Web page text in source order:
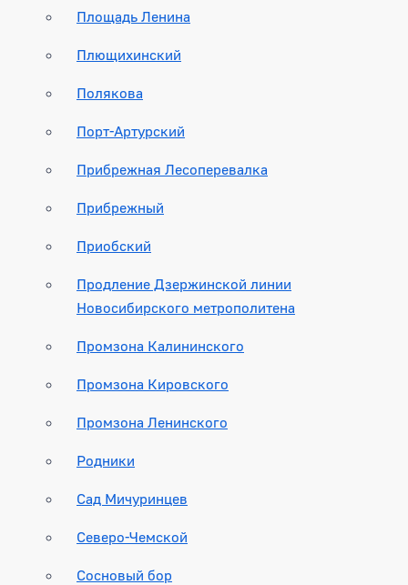
Площадь Ленина
Плющихинский
Полякова
Порт-Артурский
Прибрежная Лесоперевалка
Прибрежный
Приобский
Продление Дзержинской линии
Новосибирского метрополитена
Промзона Калининского
Промзона Кировского
Промзона Ленинского
Родники
Сад Мичуринцев
Северо-Чемской
Сосновый бор